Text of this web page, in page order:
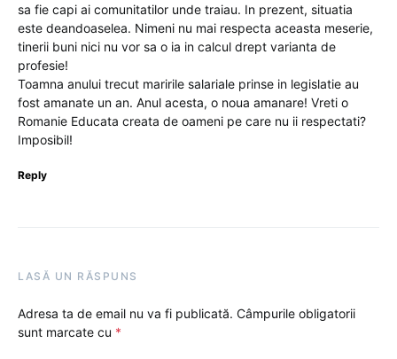
sa fie capi ai comunitatilor unde traiau. In prezent, situatia
este deandoaselea. Nimeni nu mai respecta aceasta meserie,
tinerii buni nici nu vor sa o ia in calcul drept varianta de
profesie!
Toamna anului trecut maririle salariale prinse in legislatie au
fost amanate un an. Anul acesta, o noua amanare! Vreti o
Romanie Educata creata de oameni pe care nu ii respectati?
Imposibil!
Reply
LASĂ UN RĂSPUNS
Adresa ta de email nu va fi publicată. Câmpurile obligatorii
sunt marcate cu *